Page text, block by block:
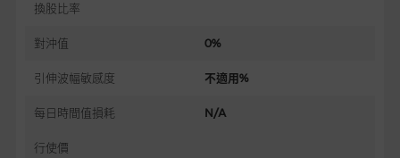
換股比率
對沖值 0%
引伸波幅敏感度 不適用%
每日時間值損耗 N/A
行使價